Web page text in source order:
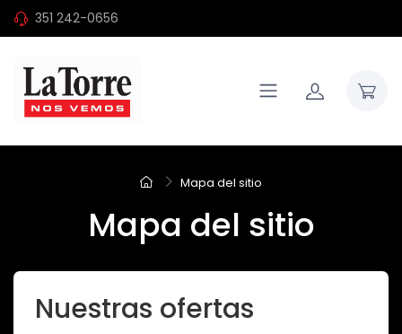
351 242-0656
Mapa del sitio
Mapa del sitio
Nuestras ofertas